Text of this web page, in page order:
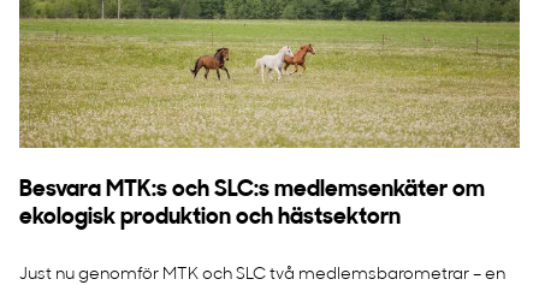
Besvara MTK:s och SLC:s medlemsenkäter om
ekologisk produktion och hästsektorn
Just nu genomför MTK och SLC två medlemsbarometrar – en